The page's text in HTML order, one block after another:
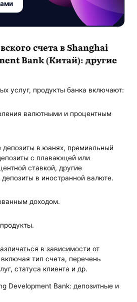
счета в Shanghai
Bank (Китай): другие
услуг, продукты банка включают:
валютными и процентным
депозиты в юанях, премиальный
с плавающей или
ставкой, другие
в иностранной валюте.
доходом.
в зависимости от
тип счета, перечень
статуса клиента и др.
Development Bank: депозитные и